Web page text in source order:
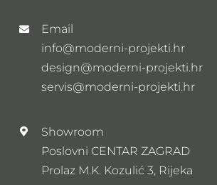
Email
info@moderni-projekti.hr
design@moderni-projekti.hr
servis@moderni-projekti.hr
Showroom
Poslovni CENTAR ZAGRAD
Prolaz M.K. Kozulić 3, Rijeka